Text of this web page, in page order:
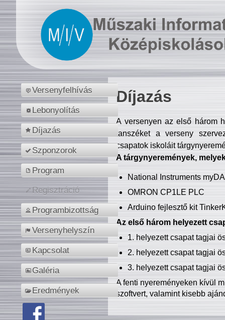
Versenyfelhívás
Lebonyolítás
Díjazás
Szponzorok
Program
Regisztráció
Programbizottság
Versenyhelyszín
Kapcsolat
Galéria
Eredmények
Díjazás
A versenyen az első három
tanszéket a verseny
csapatok iskoláit
A tárgynyeremények,
National Instruments
OMRON CP1LE PLC
Arduino fejlesztő kit
Az első három helyezett
1. helyezett csapat tagjai
2. helyezett csapat tagjai
3. helyezett csapat tagjai
A fenti nyereményeken kívül
szoftvert, valamint kisebb